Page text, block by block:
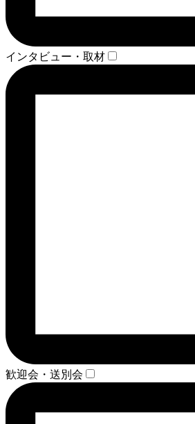
インタビュー・取材
歓迎会・送別会